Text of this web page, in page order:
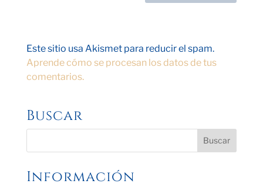
Este sitio usa Akismet para reducir el spam.
Aprende cómo se procesan los datos de tus
comentarios.
Buscar
Información